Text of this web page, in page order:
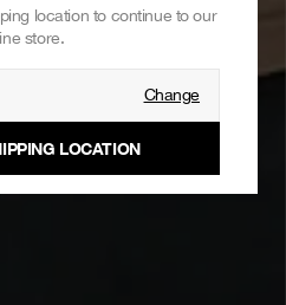
location to continue to our
store.
Change
LOCATION